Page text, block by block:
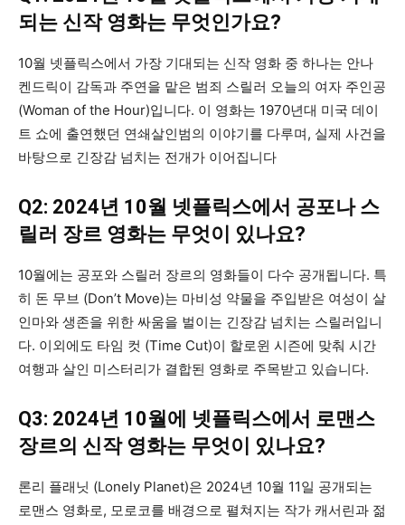
되는 신작 영화는 무엇인가요?
10월 넷플릭스에서 가장 기대되는 신작 영화 중 하나는 안나
켄드릭이 감독과 주연을 맡은 범죄 스릴러 오늘의 여자 주인공
(Woman of the Hour)입니다. 이 영화는 1970년대 미국 데이
트 쇼에 출연했던 연쇄살인범의 이야기를 다루며, 실제 사건을
바탕으로 긴장감 넘치는 전개가 이어집니다
Q2: 2024년 10월 넷플릭스에서 공포나 스
릴러 장르 영화는 무엇이 있나요?
10월에는 공포와 스릴러 장르의 영화들이 다수 공개됩니다. 특
히 돈 무브 (Don’t Move)는 마비성 약물을 주입받은 여성이 살
인마와 생존을 위한 싸움을 벌이는 긴장감 넘치는 스릴러입니
다. 이외에도 타임 컷 (Time Cut)이 할로윈 시즌에 맞춰 시간
여행과 살인 미스터리가 결합된 영화로 주목받고 있습니다​.
Q3: 2024년 10월에 넷플릭스에서 로맨스
장르의 신작 영화는 무엇이 있나요?
론리 플래닛 (Lonely Planet)은 2024년 10월 11일 공개되는
로맨스 영화로, 모로코를 배경으로 펼쳐지는 작가 캐서린과 젊